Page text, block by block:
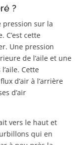
?
pression sur la
C’est cette
Une pression
de l’aile et une
Cette
d’air à l’arrière
d’air
vers le haut et
qui en